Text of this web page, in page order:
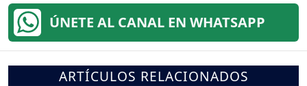
ÚNETE AL CANAL EN WHATSAPP
ARTÍCULOS RELACIONADOS